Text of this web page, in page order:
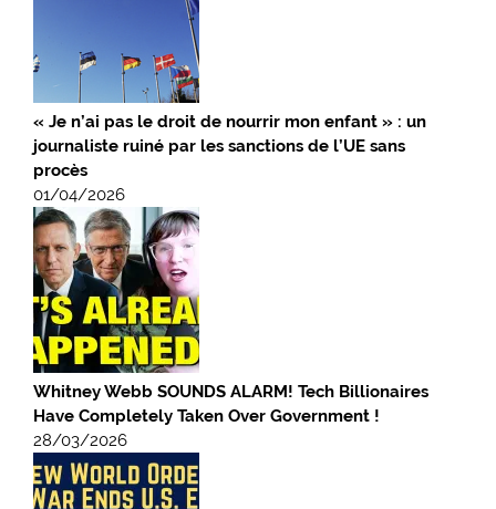
« Je n’ai pas le droit de nourrir mon enfant » : un
journaliste ruiné par les sanctions de l’UE sans
procès
01/04/2026
Whitney Webb SOUNDS ALARM! Tech Billionaires
Have Completely Taken Over Government !
28/03/2026